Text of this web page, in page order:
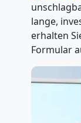
lange,
erhalten
Formular